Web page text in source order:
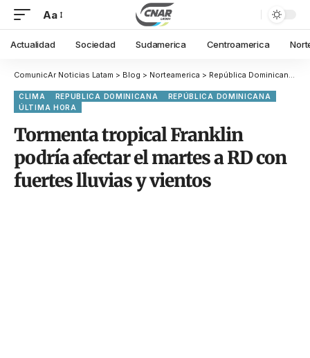
Aa
Actualidad Sociedad Sudamerica Centroamerica
ComunicAr Noticias Latam > Blog > Norteamerica > República Dominicana >
CLIMA REPUBLICA DOMINICANA
REPÚBLICA DOMINICANA
ÚLTIMA HORA
Tormenta tropical Franklin
podría afectar el martes a RD con
fuertes lluvias y vientos